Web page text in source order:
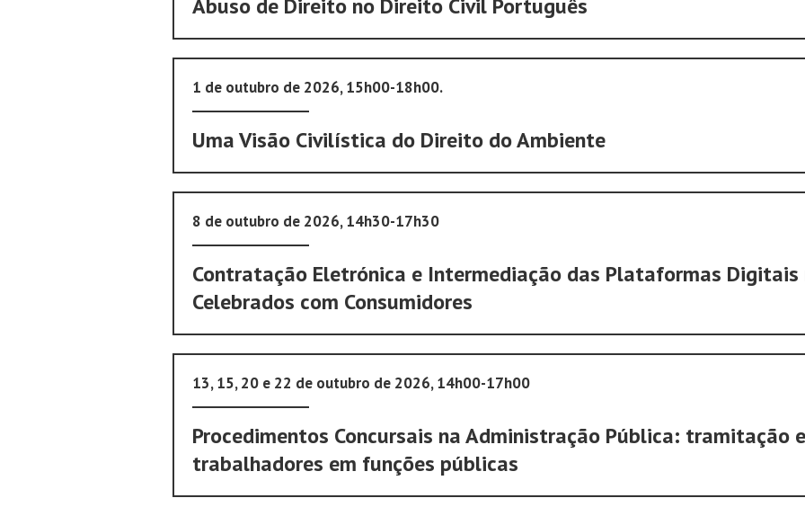
Abuso de Direito no Direito Civil Português
1 de outubro de 2026, 15h00-18h00.
Uma Visão Civilística do Direito do Ambiente
8 de outubro de 2026, 14h30-17h30
Contratação Eletrónica e Intermediação das Plataformas Digitais
Celebrados com Consumidores
13, 15, 20 e 22 de outubro de 2026, 14h00-17h00
Procedimentos Concursais na Administração Pública: tramitação
trabalhadores em funções públicas